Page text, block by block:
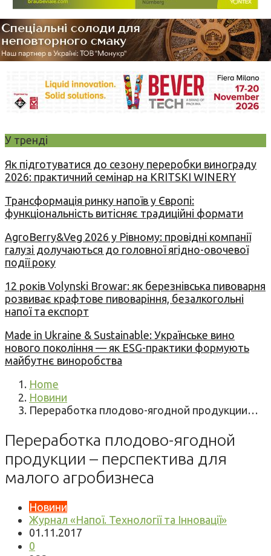
У тренді
Як підготуватися до сезону переробки винограду
2026: практичний семінар на KRITSKI WINERY
Трансформація ринку напоїв у Європі:
функціональність витісняє традиційні формати
AgroBerry&Veg 2026 у Рівному: провідні компанії
галузі долучаються до головної ягідно-овочевої
події року
12 років Volynski Browar: як березнівська пивоварня
розвиває крафтове пивоваріння, безалкогольні
напої та експорт
Made in Ukraine & Sustainable: Українське вино
нового покоління — як ESG-практики формують
майбутнє виноробства
Home
Новини
Переработка плодово-ягодной продукции…
Переработка плодово-ягодной
продукции – перспектива для
малого агробизнеса
Новини
Журнал «Напої. Технології та Інновації»
01.11.2017
0